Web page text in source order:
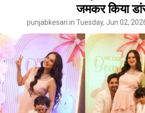
जमकर किया
punjabkesari.in Tuesday, Jun 02,